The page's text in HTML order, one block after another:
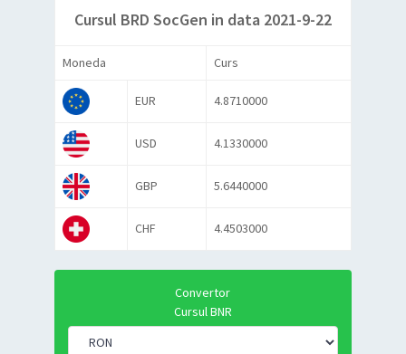
Cursul BRD SocGen in data 2021-9-22
Moneda Curs
EUR 4.8710000
USD 4.1330000
GBP 5.6440000
CHF 4.4503000
Convertor
Cursul BNR